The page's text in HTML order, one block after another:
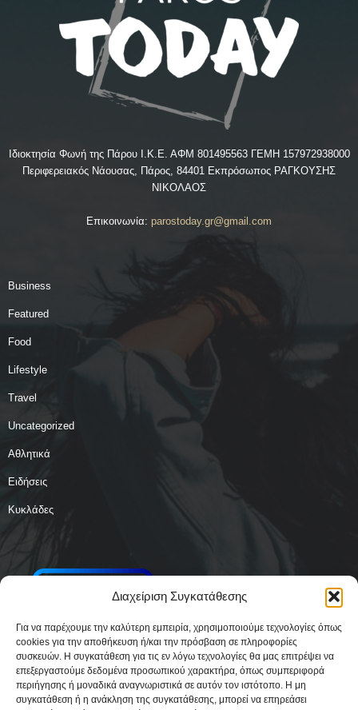
Διαχείριση Συγκατάθεσης
Για να παρέχουμε την καλύτερη εμπειρία, χρησιμοποιούμε τεχνολογίες όπως
cookies για την αποθήκευση ή/και την πρόσβαση σε πληροφορίες
συσκευών. Η συγκατάθεση για τις εν λόγω τεχνολογίες θα μας επιτρέψει να
επεξεργαστούμε δεδομένα προσωπικού χαρακτήρα, όπως συμπεριφορά
περιήγησης ή μοναδικά αναγνωριστικά σε αυτόν τον ιστότοπο. Η μη
συγκατάθεση ή η ανάκληση της συγκατάθεσης, μπορεί να επηρεάσει
Ιδιοκτησία Φωνή της Πάρου Ι.Κ.Ε. ΑΦΜ 801495563 ΓΕΜΗ 157972938000
Περιφερειακός Νάουσας, Πάρος, 84401 Εκπρόσωπος ΡΑΓΚΟΥΣΗΣ
ΝΙΚΟΛΑΟΣ
Επικοινωνία: parostoday.gr@gmail.com
Business
Featured
Food
Lifestyle
Travel
Uncategorized
Αθλητικά
Ειδήσεις
Κυκλάδες